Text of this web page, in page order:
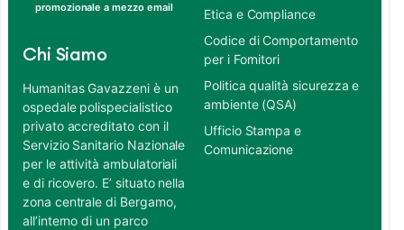
promozionale a mezzo email
Chi Siamo
Humanitas Gavazzeni è un
ospedale polispecialistico
privato accreditato con il
Servizio Sanitario Nazionale
per le attività ambulatoriali
e di ricovero. E’ situato nella
zona centrale di Bergamo,
all’interno di un parco
Etica e Compliance
Codice di Comportamento
per i Fornitori
Politica qualità sicurezza e
ambiente (QSA)
Ufficio Stampa e
Comunicazione